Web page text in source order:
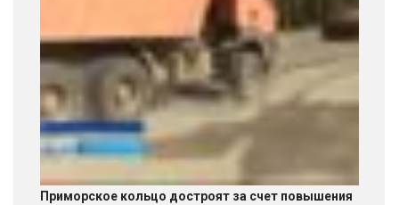
Приморское кольцо достроят за счет повышения